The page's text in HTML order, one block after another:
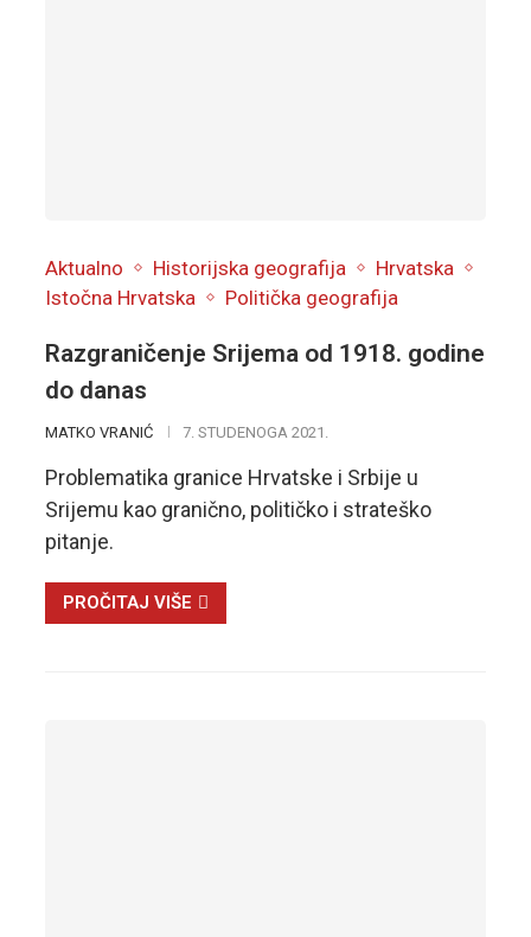
Aktualno Historijska geografija
Hrvatska
Istočna Hrvatska
Politička geografija
Razgraničenje Srijema od 1918. godine
do danas
MATKO VRANIĆ 7. STUDENOGA 2021.
Problematika granice Hrvatske i Srbije u
Srijemu kao granično, političko i strateško
pitanje.
PROČITAJ VIŠE